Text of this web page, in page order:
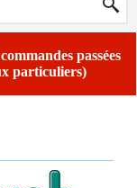
passées
particuliers)